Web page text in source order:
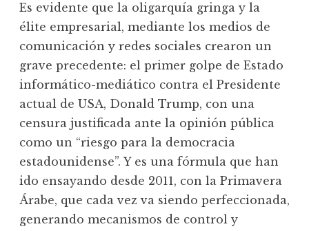
Es evidente que la oligarquía gringa y la
élite empresarial, mediante los medios de
comunicación y redes sociales crearon un
grave precedente: el primer golpe de Estado
informático-mediático contra el Presidente
actual de USA, Donald Trump, con una
censura justificada ante la opinión pública
como un “riesgo para la democracia
estadounidense”. Y es una fórmula que han
ido ensayando desde 2011, con la Primavera
Árabe, que cada vez va siendo perfeccionada,
generando mecanismos de control y